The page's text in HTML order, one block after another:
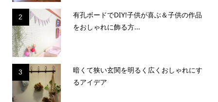
2
有孔ボードでDIY!子供が喜ぶ＆子供の作品
をおしゃれに飾る方...
3
暗くて狭い玄関を明るく広くおしゃれにす
るアイデア